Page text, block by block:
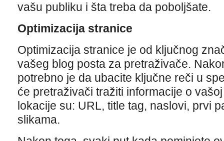
vašu publiku i šta treba da poboljšate.
Optimizacija stranice
Optimizacija stranice je od ključnog
vašeg blog posta za pretraživače.
potrebno je da ubacite ključne reči u
će pretraživači tražiti informacije o
lokacije su: URL, title tag, naslovi, prvi
slikama.